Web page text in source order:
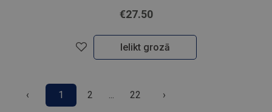
€27.50
Ielikt grozā
‹ 1 2 ... 22 ›